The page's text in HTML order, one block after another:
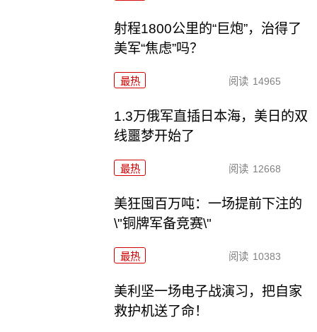
射程1800公里的“巨炮”，治得了
美军“焦虑”吗？
最热 阅读 14965
1.3万俄军直插日本海，美日的双
线噩梦开始了
最热 阅读 12668
美狂囤百万吨：一场提前下注的
\"铜牌军备竞赛\"
最热 阅读 10383
美利坚一场电子战演习，把自家
救护机送了命！